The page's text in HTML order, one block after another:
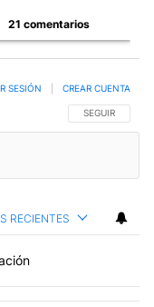
21 comentarios
SIGA ESTA
SEGUIR
SESIÓN CREAR CUENTA
RECIENTES